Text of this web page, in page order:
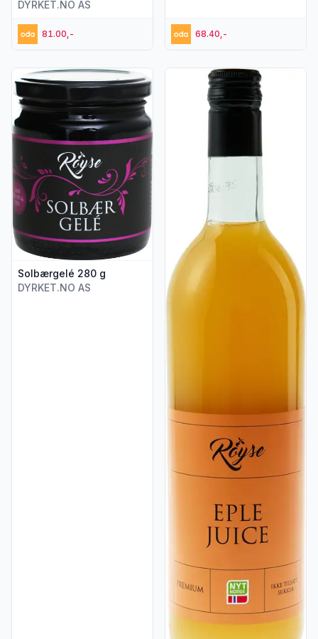
DYRKET.NO AS
81.00,- 68.40,-
Solbærgelé 280 g
DYRKET.NO AS
Vis flere detaljer for produktet "Solbærgelé 280 g"
Vis flere detaljer for